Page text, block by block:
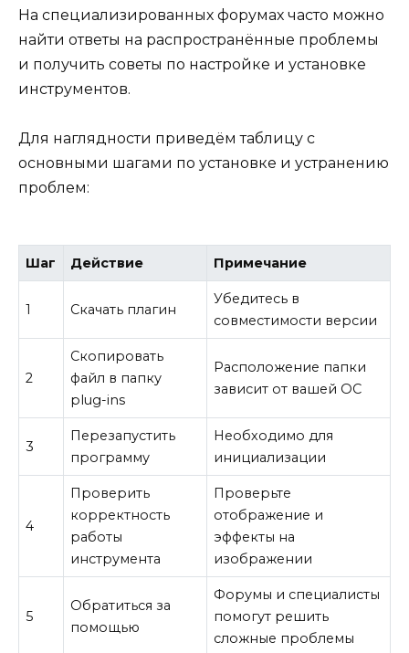
На специализированных форумах часто можно
найти ответы на распространённые проблемы
и получить советы по настройке и установке
инструментов.
Для наглядности приведём таблицу с
основными шагами по установке и устранению
проблем:
Шаг Действие Примечание
1 Скачать плагин
Убедитесь в
совместимости версии
2
Скопировать
файл в папку
plug-ins
Расположение папки
зависит от вашей ОС
3
Перезапустить
программу
Необходимо для
инициализации
4
Проверить
корректность
работы
инструмента
Проверьте
отображение и
эффекты на
изображении
5
Обратиться за
помощью
Форумы и специалисты
помогут решить
сложные проблемы